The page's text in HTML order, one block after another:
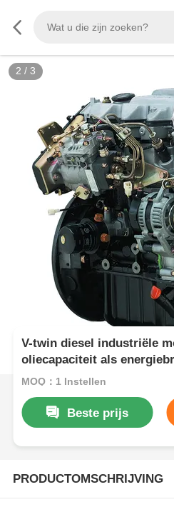
2 / 3
V-twin diesel industriële
oliecapaciteit als
en bouwmachines
MOQ：1 Instellen
Beste prijs
PRODUCTOMSCHRIJVING